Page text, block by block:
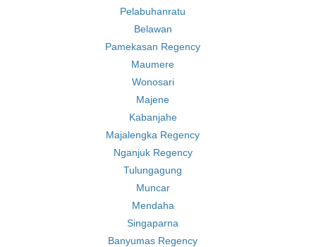
Pelabuhanratu
Belawan
Pamekasan Regency
Maumere
Wonosari
Majene
Kabanjahe
Majalengka Regency
Nganjuk Regency
Tulungagung
Muncar
Mendaha
Singaparna
Banyumas Regency